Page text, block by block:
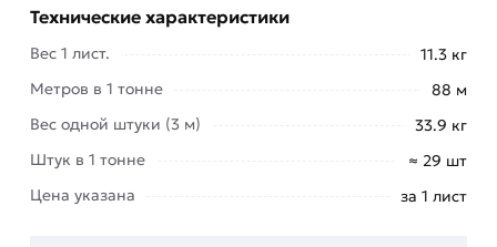
Москве и области. Наши профессиональные
самовывоза.
Данний товар от производителя Профлист
сертифицирован, соответствует всем
стандартам качества. Возврат купленного
Технические характеристики
Вес 1 лист.
11.3 кг
Метров в 1 тонне
88 м
Вес одной штуки (3 м)
33.9 кг
Штук в 1 тонне
≈ 29 шт
Цена указана
за 1 лист